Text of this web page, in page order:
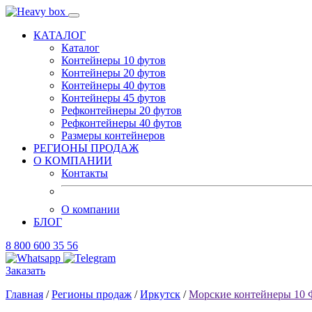
КАТАЛОГ
Каталог
Контейнеры 10 футов
Контейнеры 20 футов
Контейнеры 40 футов
Контейнеры 45 футов
Рефконтейнеры 20 футов
Рефконтейнеры 40 футов
Размеры контейнеров
РЕГИОНЫ ПРОДАЖ
О КОМПАНИИ
Контакты
О компании
БЛОГ
8 800 600 35 56
Заказать
Главная /Регионы продаж /Иркутск /Морские контейнеры 10